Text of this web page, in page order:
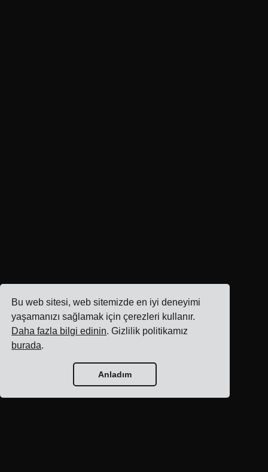
Bu web sitesi, web sitemizde en iyi deneyimi
yaşamanızı sağlamak için çerezleri kullanır.
Daha fazla bilgi edinin. Gizlilik politikamız
burada.
Anladım